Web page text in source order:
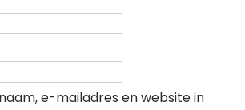
e-mailadres en website in